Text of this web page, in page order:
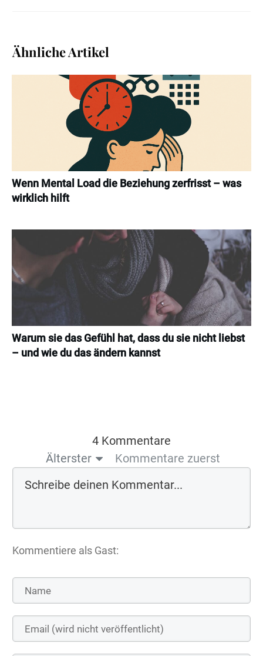
Ähnliche Artikel
Wenn Mental Load die Beziehung zerfrisst – was
wirklich hilft
Warum sie das Gefühl hat, dass du sie nicht liebst
– und wie du das ändern kannst
4 Kommentare
Älterster
Kommentare zuerst
Kommentiere als Gast: